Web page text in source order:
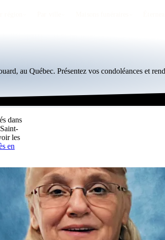
au Québec. Présentez vos condoléances et
dans
les
en